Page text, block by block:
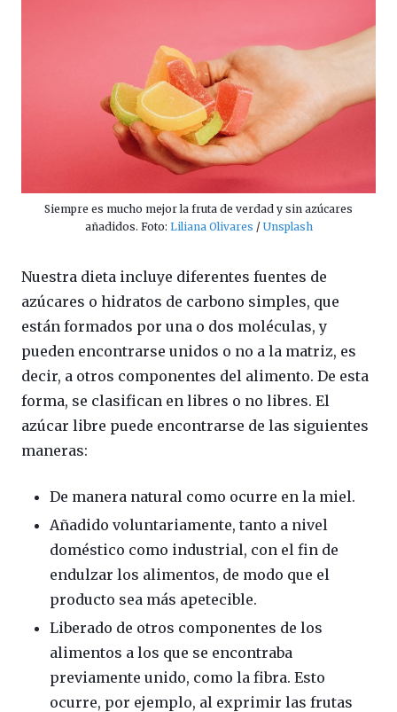
Siempre es mucho mejor la fruta de verdad y sin azúcares
añadidos. Foto: Liliana Olivares / Unsplash
Nuestra dieta incluye diferentes fuentes de
azúcares o hidratos de carbono simples, que
están formados por una o dos moléculas, y
pueden encontrarse unidos o no a la matriz, es
decir, a otros componentes del alimento. De esta
forma, se clasifican en libres o no libres. El
azúcar libre puede encontrarse de las siguientes
maneras:
De manera natural como ocurre en la miel.
Añadido voluntariamente, tanto a nivel
doméstico como industrial, con el fin de
endulzar los alimentos, de modo que el
producto sea más apetecible.
Liberado de otros componentes de los
alimentos a los que se encontraba
previamente unido, como la fibra. Esto
ocurre, por ejemplo, al exprimir las frutas